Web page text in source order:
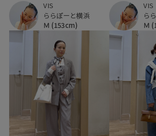
VIS
ららぽーと横浜
Ｍ (153cm)
VIS
ら
Ｍ